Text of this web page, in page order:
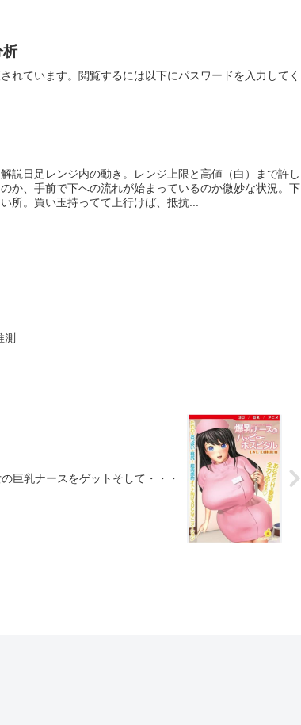
析
れています。閲覧するには以下にパスワードを入力してく
説‎日足レンジ内の動き。レンジ上限と高値（白）まで許し
か、手前で下への流れが始まっているのか微妙な状況。下
所。買い玉持ってて上行けば、抵抗...
測
巨乳ナースをゲットそして・・・